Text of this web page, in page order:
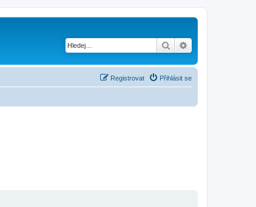
Hledat
Přihlásit se
Registrovat